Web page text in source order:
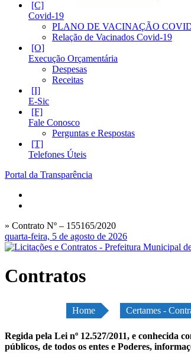
Covid-19
PLANO DE VACINAÇÃO
Relação de Vacinados Covid-19
Execução Orçamentária
Despesas
Receitas
E-Sic
Fale Conosco
Perguntas e Respostas
Telefones Úteis
Portal da Transparência
» Contrato Nº – 155165/2020
quarta-feira, 5 de agosto de 2026
Contratos
Home Certames -
Regida pela Lei nº 12.527/2011, e conhecida
públicos, de todos os entes e Poderes,